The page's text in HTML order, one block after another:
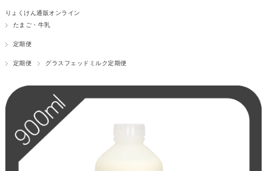
りょくけん通販オンライン
たまご・牛乳
定期便
定期便 グラスフェッドミルク定期便